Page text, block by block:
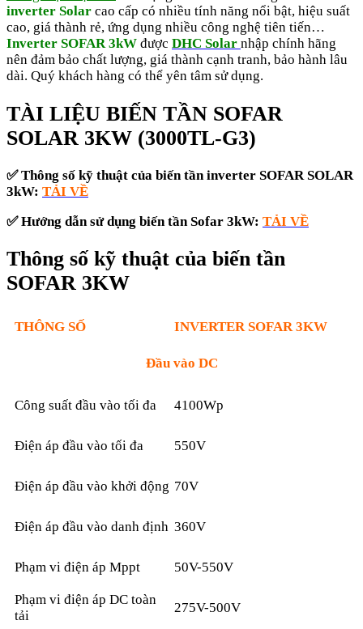
inverter Solar cao cấp có nhiều tính năng nổi bật, hiệu suất
cao, giá thành rẻ, ứng dụng nhiều công nghệ tiên tiến…
Inverter SOFAR 3kW được DHC Solar nhập chính hãng
nên đảm bảo chất lượng, giá thành cạnh tranh, bảo hành lâu
dài. Quý khách hàng có thể yên tâm sử dụng.
TÀI LIỆU BIẾN TẦN SOFAR
SOLAR 3KW (3000TL-G3)
✅ Thông số kỹ thuật của biến tần inverter SOFAR SOLAR
3kW: TẢI VỀ
✅ Hướng dẫn sử dụng biến tần Sofar 3kW: TẢI VỀ
Thông số kỹ thuật của biến tần
SOFAR 3KW
THÔNG SỐ INVERTER SOFAR 3KW
Đầu vào DC
Công suất đầu vào tối đa 4100Wp
Điện áp đầu vào tối đa 550V
Điện áp đầu vào khởi động 70V
Điện áp đầu vào danh định 360V
Phạm vi điện áp Mppt 50V-550V
Phạm vi điện áp DC toàn
tải
275V-500V